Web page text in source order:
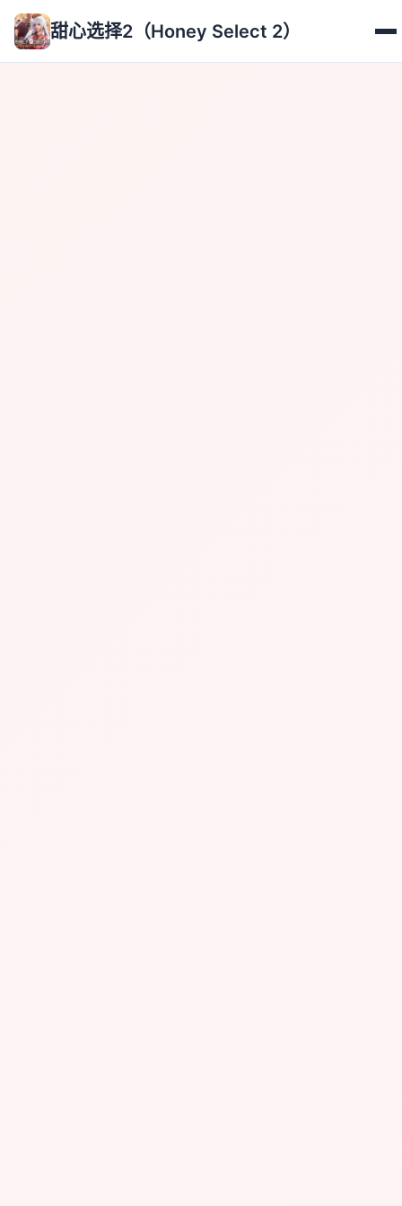
甜心选择2（Honey Select 2）